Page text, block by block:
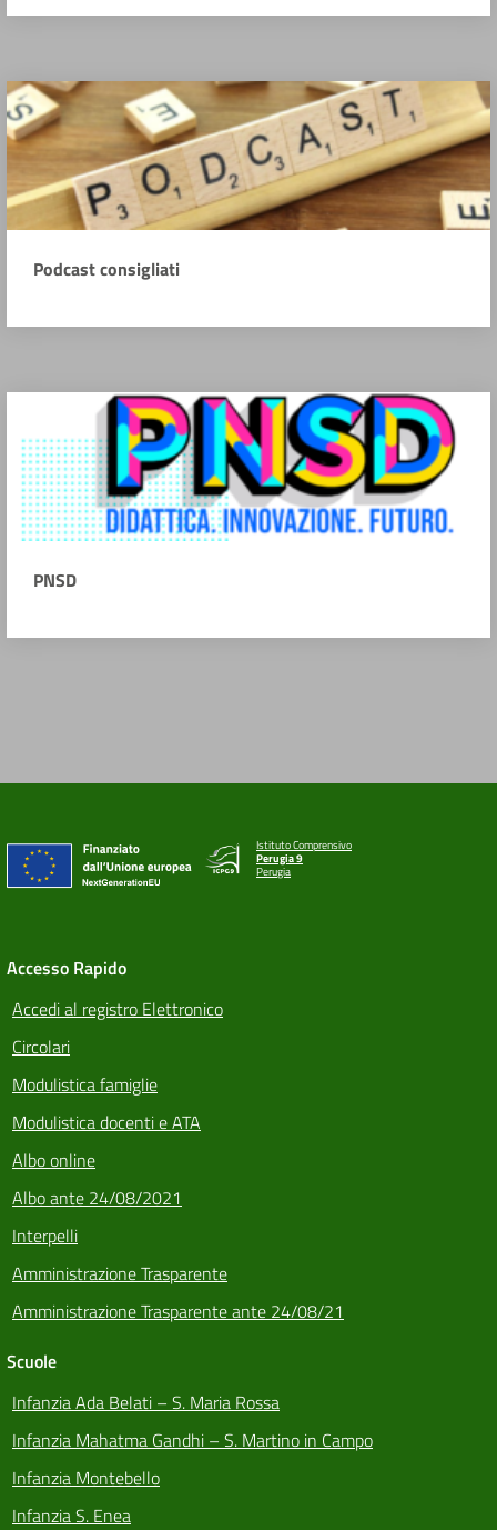
Podcast consigliati
PNSD
Istituto Comprensivo
Perugia 9
Perugia
Accesso Rapido
Accedi al registro Elettronico
Circolari
Modulistica famiglie
Modulistica docenti e ATA
Albo online
Albo ante 24/08/2021
Interpelli
Amministrazione Trasparente
Amministrazione Trasparente ante 24/08/21
Scuole
Infanzia Ada Belati – S. Maria Rossa
Infanzia Mahatma Gandhi – S. Martino in Campo
Infanzia Montebello
Infanzia S. Enea